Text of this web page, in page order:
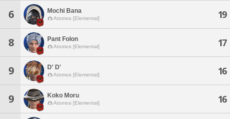
6 Mochi Bana
Atomos [Elemental] 19
8 Pant Folon
Atomos [Elemental] 17
9 D' D'
Atomos [Elemental] 16
9 Koko Moru
Atomos [Elemental] 16